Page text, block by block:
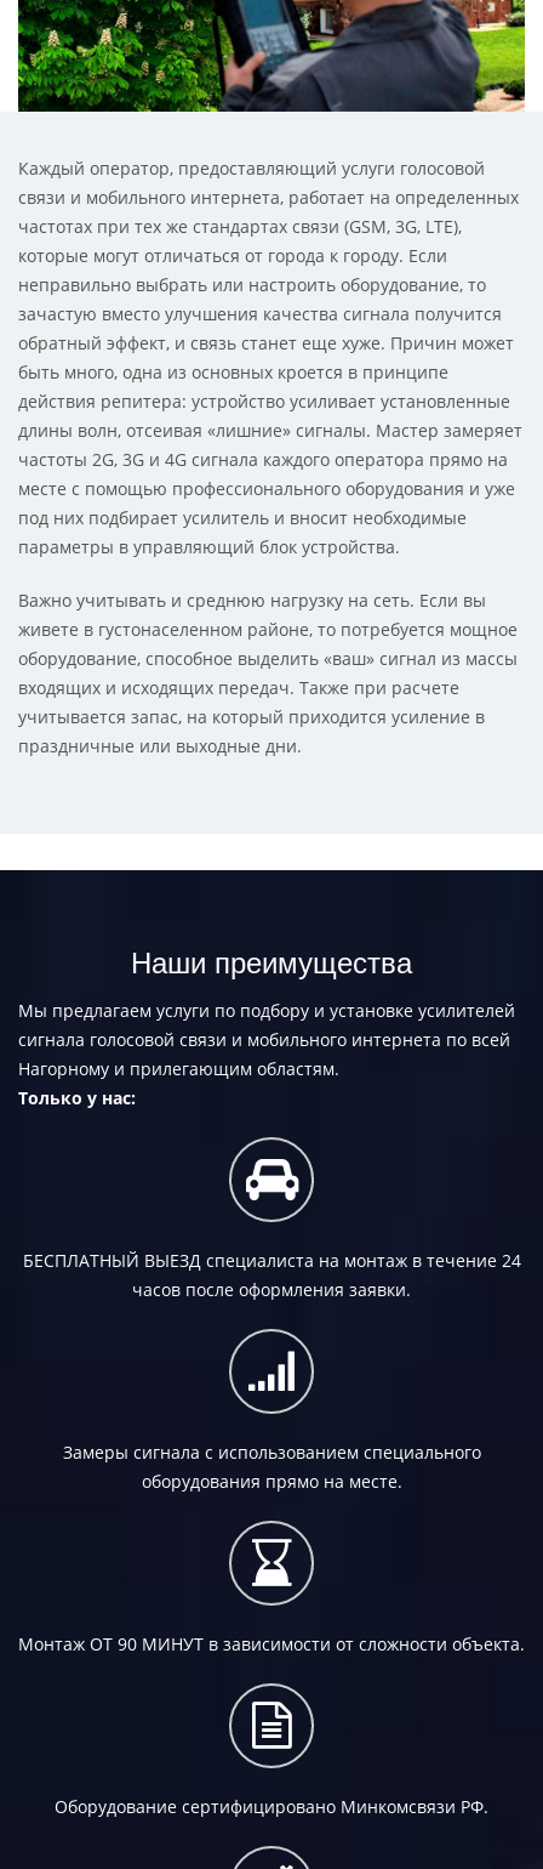
Каждый оператор, предоставляющий услуги голосовой
связи и мобильного интернета, работает на определенных
частотах при тех же стандартах связи (GSM, 3G, LTE),
которые могут отличаться от города к городу. Если
неправильно выбрать или настроить оборудование, то
зачастую вместо улучшения качества сигнала получится
обратный эффект, и связь станет еще хуже. Причин может
быть много, одна из основных кроется в принципе
действия репитера: устройство усиливает установленные
длины волн, отсеивая «лишние» сигналы. Мастер замеряет
частоты 2G, 3G и 4G сигнала каждого оператора прямо на
месте с помощью профессионального оборудования и уже
под них подбирает усилитель и вносит необходимые
параметры в управляющий блок устройства.
Важно учитывать и среднюю нагрузку на сеть. Если вы
живете в густонаселенном районе, то потребуется мощное
оборудование, способное выделить «ваш» сигнал из массы
входящих и исходящих передач. Также при расчете
учитывается запас, на который приходится усиление в
праздничные или выходные дни.
Наши преимущества
Мы предлагаем услуги по подбору и установке усилителей
сигнала голосовой связи и мобильного интернета по всей
Нагорному и прилегающим областям.
Только у нас:
БЕСПЛАТНЫЙ ВЫЕЗДспециалиста на монтаж в течение 24
часов после оформления заявки.
Замеры сигнала с использованием специального
оборудования прямо на месте.
Монтаж ОТ 90 МИНУТ в зависимости от сложности объекта.
Оборудование сертифицировано Минкомсвязи РФ.